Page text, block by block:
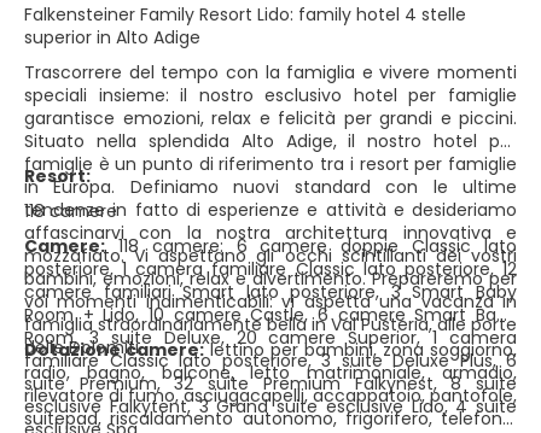
Falkensteiner Family Resort Lido: family hotel 4 stelle
superior in Alto Adige
Trascorrere del tempo con la famiglia e vivere momenti
speciali insieme: il nostro esclusivo hotel per famiglie
garantisce emozioni, relax e felicità per grandi e piccini.
Situato nella splendida Alto Adige, il nostro hotel per
famiglie è un punto di riferimento tra i resort per famiglie
in Europa. Definiamo nuovi standard con le ultime
tendenze in fatto di esperienze e attività e desideriamo
affascinarvi con la nostra architettura innovativa e
mozzafiato. Vi aspettano gli occhi scintillanti dei vostri
bambini, emozioni, relax e divertimento. Prepareremo per
voi momenti indimenticabili: vi aspetta una vacanza in
famiglia straordinariamente bella in Val Pusteria, alle porte
delle Dolomiti.
Resort:
118 camere
Camere:118 camere: 6 camere doppie Classic lato
posteriore, 1 camera familiare Classic lato posteriore, 12
camere familiari Smart lato posteriore, 3 Smart Baby
Room + Lido, 10 camere Castle, 6 camere Smart Baby
Room, 3 suite Deluxe, 20 camere Superior, 1 camera
familiare Classic lato posteriore, 3 suite Deluxe Plus, 6
suite Premium, 32 suite Premium Falkynest, 8 suite
esclusive Falkytent, 3 Grand suite esclusive Lido, 4 suite
Dotazione camere:lettino per bambini, zona soggiorno,
radio, bagno, balcone, letto matrimoniale, armadio,
rilevatore di fumo, asciugacapelli, accappatoio, pantofole,
suitepad, riscaldamento autonomo, frigorifero, telefono,